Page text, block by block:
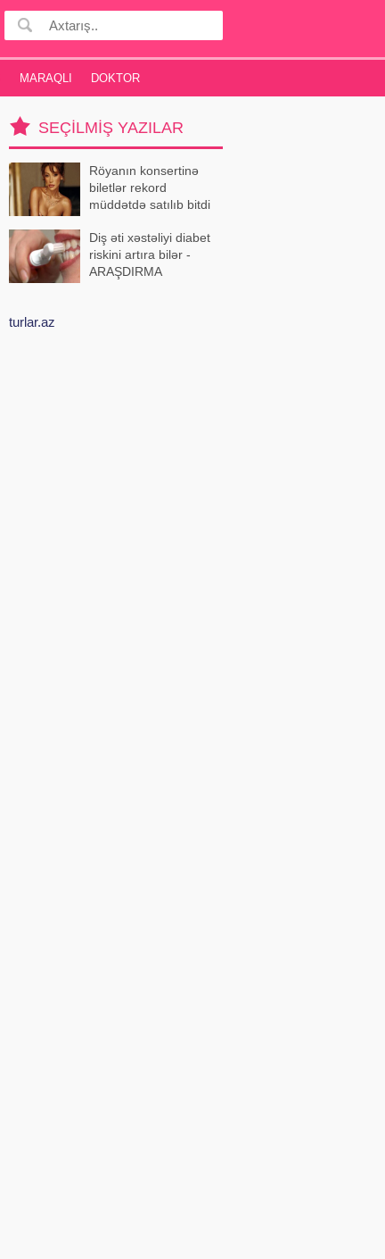
MARAQLI DOKTOR
SEÇILMIŞ YAZILAR
Röyanın konsertinə
biletlər rekord
müddətdə satılıb bitdi
Diş əti xəstəliyi diabet
riskini artıra bilər -
ARAŞDIRMA
turlar.az